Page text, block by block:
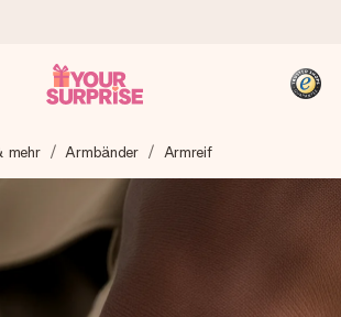
Geschenk sorgfältig vor und schicken es
du es genau zum richtigen Zeitpunkt
wenn es am meisten zählt.
auf +15.000 Bewertungen)
mehr Armbänder Armreif